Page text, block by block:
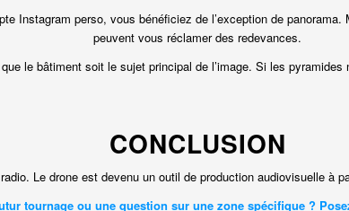
Instagram perso, vous bénéficiez de l’exception de
peuvent vous réclamer des redevances.
le bâtiment soit le sujet principal de l’image. Si les
CONCLUSION
Le drone est devenu un outil de production audiovisuelle à
tournage ou une question sur une zone spécifique ?